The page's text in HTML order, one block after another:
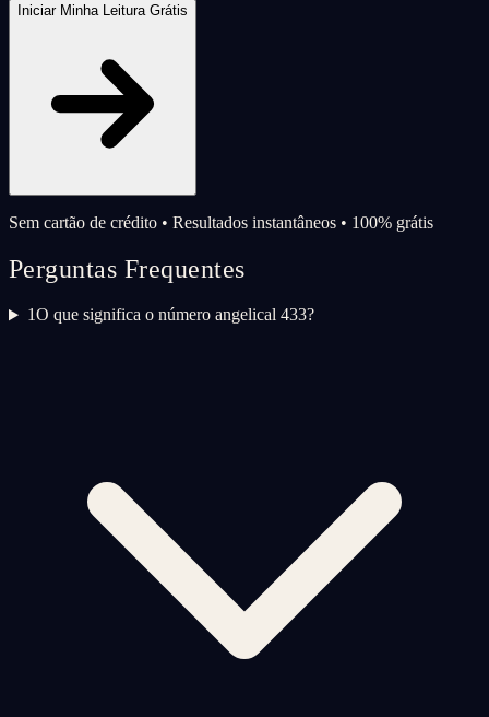
Iniciar Minha Leitura Grátis
Sem cartão de crédito • Resultados instantâneos • 100% grátis
Perguntas Frequentes
1O que significa o número angelical 433?